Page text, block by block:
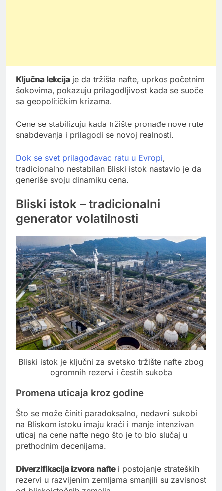
Ključna lekcija je da tržišta nafte, uprkos početnim
šokovima, pokazuju prilagodljivost kada se suoče
sa geopolitičkim krizama.
Cene se stabilizuju kada tržište pronađe nove rute
snabdevanja i prilagodi se novoj realnosti.
Dok se svet prilagođavao ratu u Evropi,
tradicionalno nestabilan Bliski istok nastavio je da
generiše svoju dinamiku cena.
Bliski istok – tradicionalni
generator volatilnosti
Bliski istok je ključni za svetsko tržište nafte zbog
ogromnih rezervi i čestih sukoba
Promena uticaja kroz godine
Što se može činiti paradoksalno, nedavni sukobi
na Bliskom istoku imaju kraći i manje intenzivan
uticaj na cene nafte nego što je to bio slučaj u
prethodnim decenijama.
Diverzifikacija izvora naftei postojanje strateških
rezervi u razvijenim zemljama smanjili su zavisnost